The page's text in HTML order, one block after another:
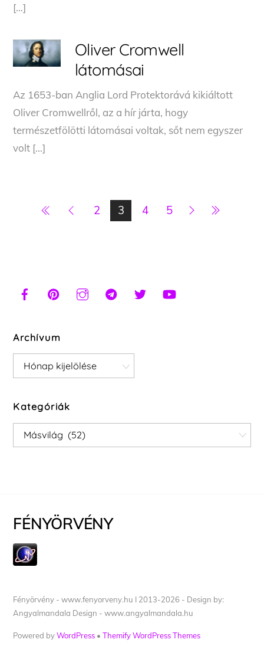
[…]
Oliver Cromwell
látomásai
Az 1653-ban Anglia Lord Protektorává kikiáltott
Oliver Cromwellről, az a hír járta, hogy
természetfölötti látomásai voltak, sőt nem egyszer
volt […]
2 3 4 5
Archívum
Archívum
Kategóriák
Kategóriák
FÉNYÖRVÉNY
Fényörvény - www.fenyorveny.hu I 2013-2026 - Design by:
Angyalmandala Design - www.angyalmandala.hu
Powered byWordPress •Themify WordPress Themes